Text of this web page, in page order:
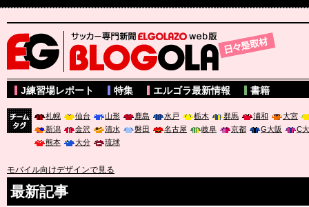
サッカー専門新聞ELGOLAZO web版 BLOGOLA
J練習場レポート 特集 エルゴラ最新情報 書籍
札幌 仙台 山形 鹿島 水戸 栃木 群馬 浦和
大宮
新潟
金沢 清水 磐田 名古屋 岐阜 京都 G大阪
C
熊本
大分 琉球
モバイル向けデザインで見る
最新記事